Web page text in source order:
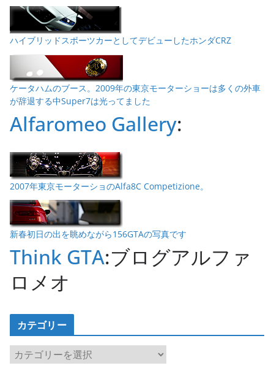
ハイブリッドスポーツカーとしてデビューしたホンダCRZ
ケータハムのブース。2009年の東京モーターショーは多くの外車
が辞退する中Super7は光ってました
Alfaromeo Gallery:
2007年東京モーターショのAlfa8C Competizione。
新春初日の出を眺めながら156GTAの写真です
Think GTA:ブログアルファ
ロメオ
カテゴリー
カ
テ